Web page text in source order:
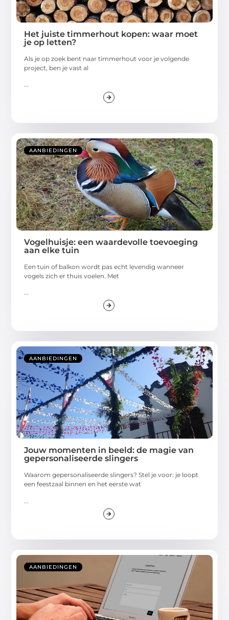
Het juiste timmerhout kopen: waar moet
je op letten?
Als je op zoek bent naar timmerhout voor je volgende
project, ben je vast al
...
AANBIEDINGEN
Vogelhuisje: een waardevolle toevoeging
aan elke tuin
Een tuin of balkon wordt pas echt levendig wanneer
vogels zich er thuis voelen. Met
...
AANBIEDINGEN
Jouw momenten in beeld: de magie van
gepersonaliseerde slingers
Waarom gepersonaliseerde slingers? Stel je voor: je loopt
een feestzaal binnen en het eerste wat
AANBIEDINGEN